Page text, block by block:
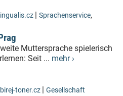
| Sprachenservice,
Muttersprache spielerisch
Seit ... mehr ›
toner.cz | Gesellschaft